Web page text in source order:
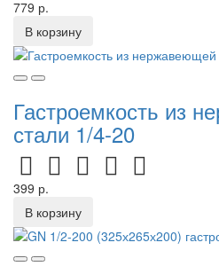
779 р.
В корзину
Гастроемкость из
стали 1/4-20
399 р.
В корзину